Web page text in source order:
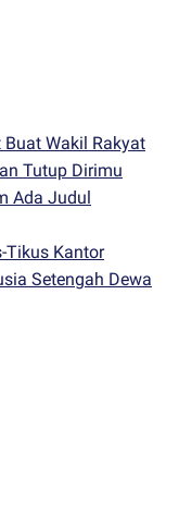
Buat Wakil Rakyat
Tutup Dirimu
Ada Judul
Tikus Kantor
Setengah Dewa